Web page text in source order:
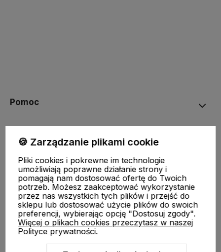
Pomoc
STREFA KLIENTA
O nas
Moje konto
🍪 Zarządzanie plikami cookie
Pliki cookies i pokrewne im technologie
umożliwiają poprawne działanie strony i
pomagają nam dostosować ofertę do Twoich
potrzeb. Możesz zaakceptować wykorzystanie
przez nas wszystkich tych plików i przejść do
sklepu lub dostosować użycie plików do swoich
preferencji, wybierając opcję "Dostosuj zgody".
Więcej o plikach cookies przeczytasz w naszej
Polityce prywatności.